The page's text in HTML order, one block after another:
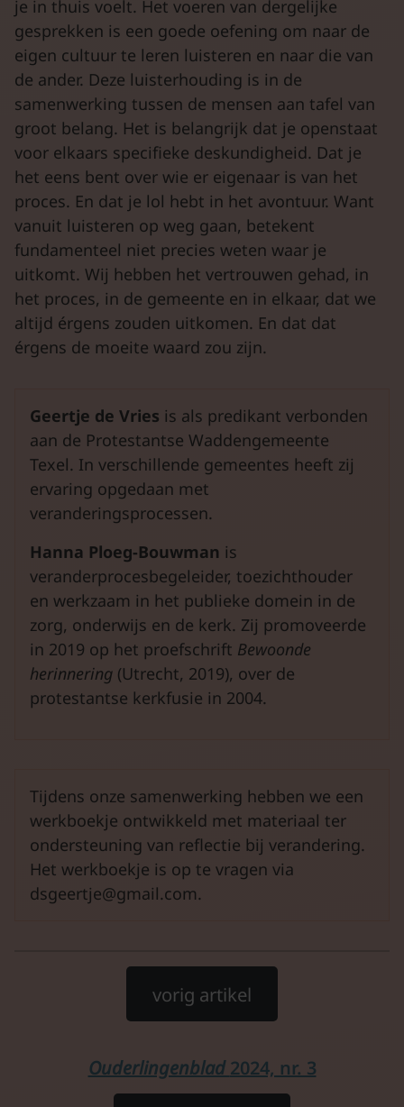
je in thuis voelt. Het voeren van dergelijke
gesprekken is een goede oefening om naar de
eigen cultuur te leren luisteren en naar die van
de ander. Deze luisterhouding is in de
samenwerking tussen de mensen aan tafel van
groot belang. Het is belangrijk dat je openstaat
voor elkaars specifieke deskundigheid. Dat je
het eens bent over wie er eigenaar is van het
proces. En dat je lol hebt in het avontuur. Want
vanuit luisteren op weg gaan, betekent
fundamenteel niet precies weten waar je
uitkomt. Wij hebben het vertrouwen gehad, in
het proces, in de gemeente en in elkaar, dat we
altijd érgens zouden uitkomen. En dat dat
érgens de moeite waard zou zijn.
Geertje de Vries is als predikant verbonden
aan de Protestantse Waddengemeente
Texel. In verschillende gemeentes heeft zij
ervaring opgedaan met
veranderingsprocessen.
Hanna Ploeg-Bouwman is
veranderprocesbegeleider, toezichthouder
en werkzaam in het publieke domein in de
zorg, onderwijs en de kerk. Zij promoveerde
in 2019 op het proefschrift Bewoonde
herinnering (Utrecht, 2019), over de
protestantse kerkfusie in 2004.
Tijdens onze samenwerking hebben we een
werkboekje ontwikkeld met materiaal ter
ondersteuning van reflectie bij verandering.
Het werkboekje is op te vragen via
dsgeertje@gmail.com.
vorig artikel
Ouderlingenblad2024, nr. 3